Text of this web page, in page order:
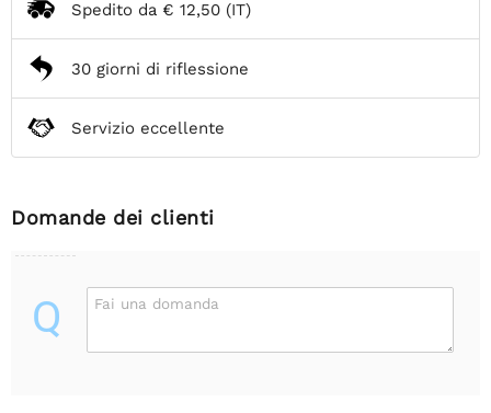
Spedito da € 12,50 (IT)
30 giorni di riflessione
Servizio eccellente
Domande dei clienti
Q Fai una domanda